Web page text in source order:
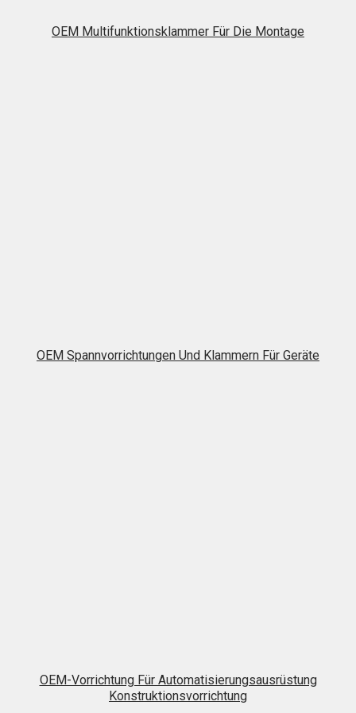
OEM Multifunktionsklammer Für Die Montage
OEM Spannvorrichtungen Und Klammern Für Geräte
OEM-Vorrichtung Für Automatisierungsausrüstung
Konstruktionsvorrichtung